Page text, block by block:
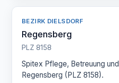
BEZIRK DIELSDORF
Regensberg
PLZ 8158
Spitex Pflege, Betreuung
Regensberg (PLZ 8158).